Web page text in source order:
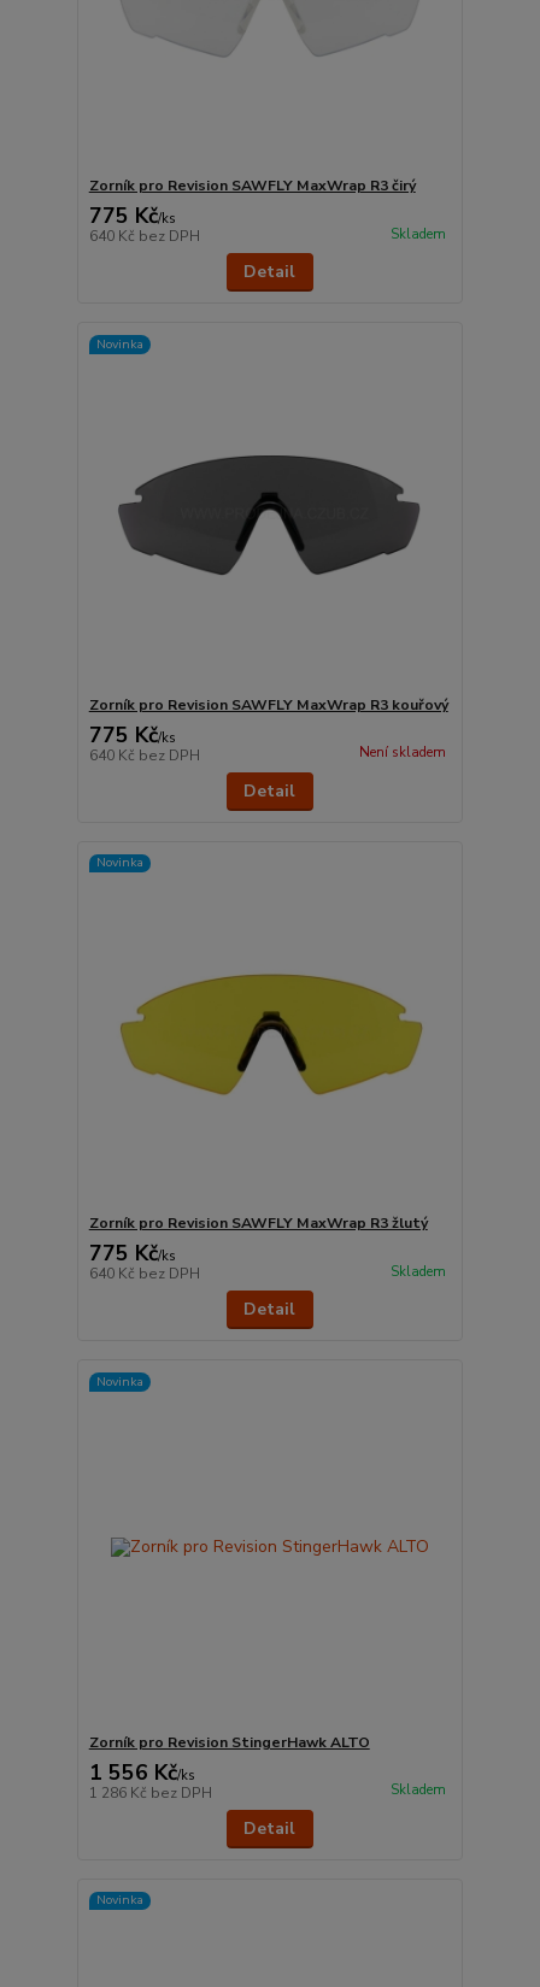
Zorník pro Revision SAWFLY MaxWrap R3 čirý
775 Kč/ks
640 Kč bez DPH Skladem
Detail
Novinka
Zorník pro Revision SAWFLY MaxWrap R3 kouřový
775 Kč/ks
640 Kč bez DPH Není skladem
Detail
Novinka
Zorník pro Revision SAWFLY MaxWrap R3 žlutý
775 Kč/ks
640 Kč bez DPH Skladem
Detail
Novinka
Zorník pro Revision StingerHawk ALTO
1 556 Kč/ks
1 286 Kč bez DPH Skladem
Detail
Novinka